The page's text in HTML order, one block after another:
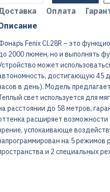
Оплата
Fenix CL28R – это
2000 люмен, но и выполнять
может
достигающую 45
в день). Модель
свет используется для
расстоянии до 58 метров,
расширяет возможности
успокаивающе
на 5 режимов
и 2 специальных